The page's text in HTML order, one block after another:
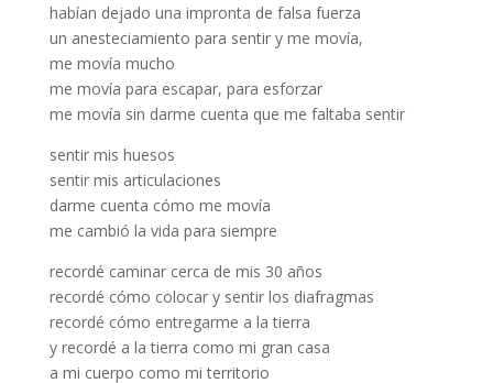
habían dejado una impronta de falsa fuerza
un anesteciamiento para sentir y me movía,
me movía mucho
me movía para escapar, para esforzar
me movía sin darme cuenta que me faltaba sentir
sentir mis huesos
sentir mis articulaciones
darme cuenta cómo me movía
me cambió la vida para siempre
recordé caminar cerca de mis 30 años
recordé cómo colocar y sentir los diafragmas
recordé cómo entregarme a la tierra
y recordé a la tierra como mi gran casa
a mi cuerpo como mi territorio